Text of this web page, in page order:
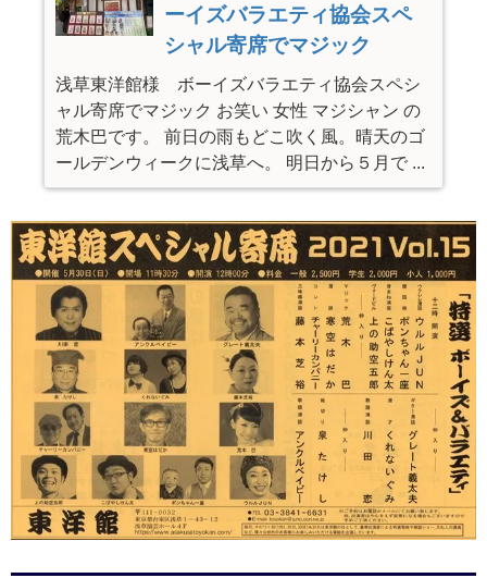
ーイズバラエティ協会スペ
シャル寄席でマジック
浅草東洋館様 ボーイズバラエティ協会スペシ
ャル寄席でマジック お笑い 女性 マジシャン の
荒木巴です。 前日の雨もどこ吹く風。晴天のゴ
ールデンウィークに浅草へ。 明日から５月で ...